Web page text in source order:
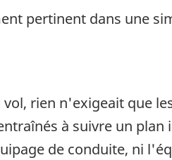
pertinent dans une
rien n'exigeait que
à suivre un
de conduite, ni